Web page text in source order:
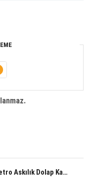
BUFFER® 2li Yapışkanlı Retro Askılık Dolap Kapak Kulpu Yeşil